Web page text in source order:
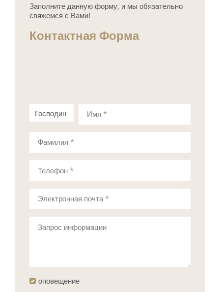
Заполните данную форму, и мы обязательно
свяжемся с Вами!
Контактная Форма
Господин Госпожа
Имя *
Телефон *
Запрос информации
Фамилия *
Электронная почта*
оповещение